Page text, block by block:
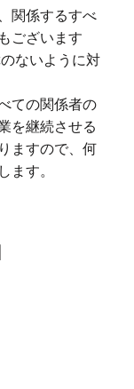
関係するすべ
ございます
ないように対
ての関係者の
を継続させる
ますので、何
ます。